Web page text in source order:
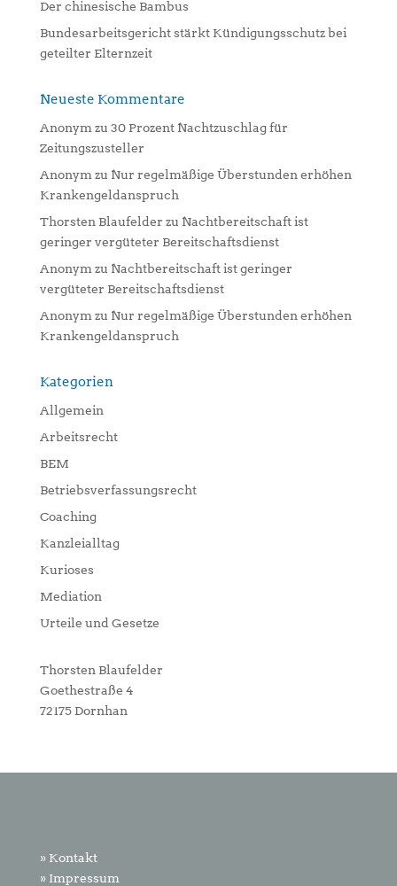
Der chinesische Bambus
Bundesarbeitsgericht stärkt Kündigungsschutz bei
geteilter Elternzeit
Neueste Kommentare
Anonymzu 30 Prozent Nachtzuschlag für
Zeitungszusteller
Anonymzu Nur regelmäßige Überstunden erhöhen
Krankengeldanspruch
Thorsten Blaufelder zu Nachtbereitschaft ist
geringer vergüteter Bereitschaftsdienst
Anonymzu Nachtbereitschaft ist geringer
vergüteter Bereitschaftsdienst
Anonymzu Nur regelmäßige Überstunden erhöhen
Krankengeldanspruch
Kategorien
Allgemein
Arbeitsrecht
BEM
Betriebsverfassungsrecht
Coaching
Kanzleialltag
Kurioses
Mediation
Urteile und Gesetze
Thorsten Blaufelder
Goethestraße 4
72175 Dornhan
» Kontakt
» Impressum